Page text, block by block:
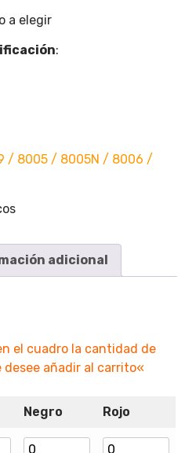
a elegir
:
/ 8005 / 8005N / 8006 /
adicional
el cuadro la cantidad de
desee añadir al carrito«
Negro Rojo